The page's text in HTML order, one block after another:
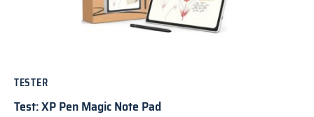
TESTER
Test: XP Pen Magic Note Pad